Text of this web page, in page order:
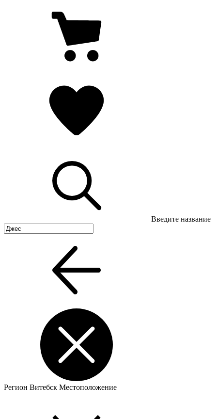
Введите название
Регион Витебск Местоположение